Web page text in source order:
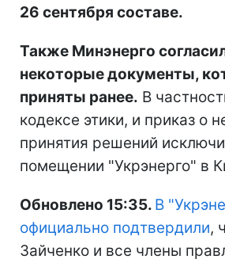
26 сентября составе.
Также Минэнерго
некоторые документы,
приняты ранее. В
кодексе этики, и приказ о
принятия решений
помещении "Укрэнерго" в
Обновлено 15:35. В
официально подтвердили,
Зайченко и все члены